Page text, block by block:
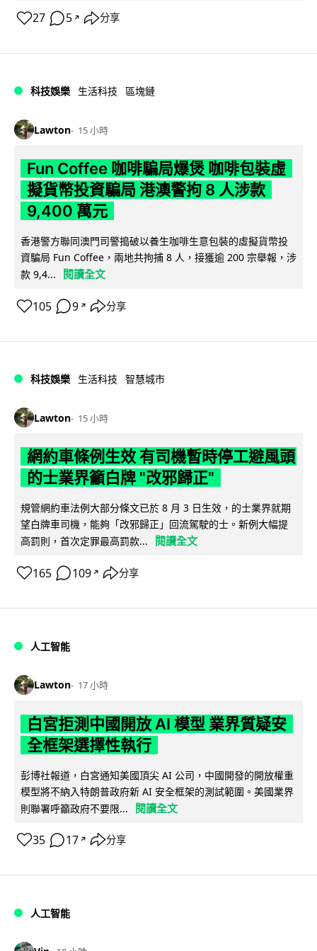
27 5 ↗ 分享
科技娛樂 生活科技 區塊鏈
Lawton 15 小時
Fun Coffee 咖啡騙局爆煲 咖啡包裝虛
擬貨幣投資騙局 港澳警拘 8 人涉款
9,400 萬元
香港警方聯同澳門司警搗破以養生咖啡生意包裝的虛擬貨幣投
資騙局 Fun Coffee，兩地共拘捕 8 人，接獲逾 200 宗舉報，涉
款 9,4...
閱讀全文
105 9 ↗ 分享
科技娛樂 生活科技 智慧城市
Lawton 15 小時
網約車條例生效 有司機暫時停工避風頭
的士業界籲白牌 "改邪歸正"
規管網約車法例大部分條文已於 8 月 3 日生效，的士業界就期
望白牌車司機，能夠「改邪歸正」回流駕駛的士。新例大幅提
高罰則，首次定罪最高罰款...
閱讀全文
165 109 ↗ 分享
人工智能
Lawton 17 小時
白宮拒測中國開放 AI 模型 業界質疑安
全框架選擇性執行
彭博社報道，白宮通知美國頂尖 AI 公司，中國開發的開放權重
模型將不納入特朗普政府新 AI 安全框架的測試範圍。美國業界
則聯署呼籲政府不要限...
閱讀全文
35 17 ↗ 分享
人工智能